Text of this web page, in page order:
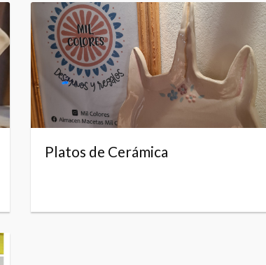
Platos de Cerámica